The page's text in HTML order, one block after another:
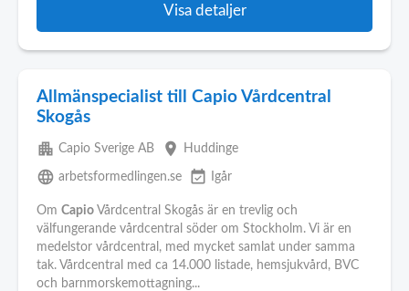
Visa detaljer
Allmänspecialist till Capio Vårdcentral
Skogås
apartment Capio Sverige AB place Huddinge
language arbetsformedlingen.se event_available Igår
Om Capio Vårdcentral Skogås är en trevlig och
välfungerande vårdcentral söder om Stockholm. Vi är en
medelstor vårdcentral, med mycket samlat under samma
tak. Vårdcentral med ca 14.000 listade, hemsjukvård, BVC
och barnmorskemottagning...